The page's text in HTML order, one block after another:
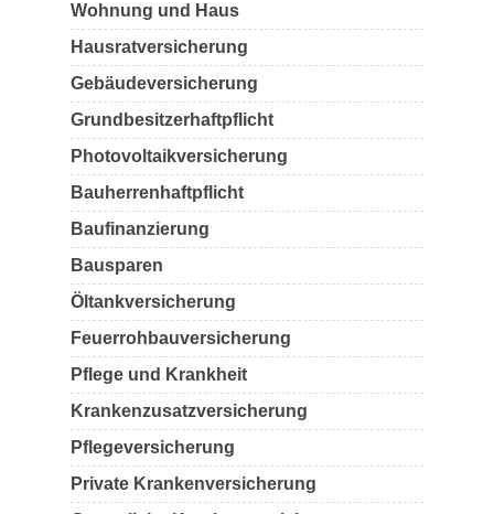
Wohnung und Haus
Hausratversicherung
Gebäudeversicherung
Grundbesitzerhaftpflicht
Photovoltaikversicherung
Bauherrenhaftpflicht
Baufinanzierung
Bausparen
Öltankversicherung
Feuerrohbauversicherung
Pflege und Krankheit
Krankenzusatzversicherung
Pflegeversicherung
Private Krankenversicherung